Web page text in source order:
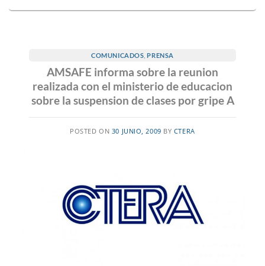
COMUNICADOS ,PRENSA
AMSAFE informa sobre la reunion
realizada con el ministerio de educacion
sobre la suspension de clases por gripe A
POSTED ON 30 JUNIO, 2009 BY CTERA